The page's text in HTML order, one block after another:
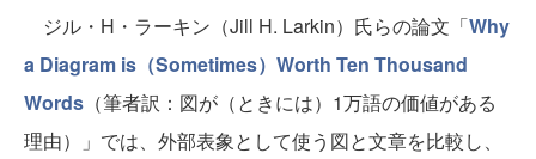
ジル・H・ラーキン（Jill H. Larkin）氏らの論文「Why
a Diagram is（Sometimes）Worth Ten Thousand
Words （筆者訳：図が（ときには）1万語の価値がある
理由）」では、外部表象として使う図と文章を比較し、